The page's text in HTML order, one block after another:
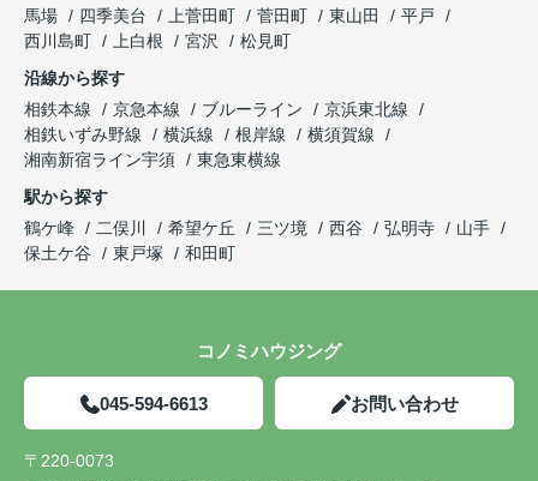
馬場
四季美台 上菅田町 菅田町 東山田
平戸
西川島町
上白根 宮沢
松見町
沿線から探す
相鉄本線
京急本線 ブルーライン
京浜東北線
相鉄いずみ野線
横浜線 根岸線
横須賀線
湘南新宿ライン宇須
東急東横線
駅から探す
鶴ケ峰
二俣川 希望ケ丘 三ツ境 西谷 弘明寺
山手
保土ケ谷
東戸塚 和田町
コノミハウジング
045-594-6613 お問い合わせ
〒220-0073